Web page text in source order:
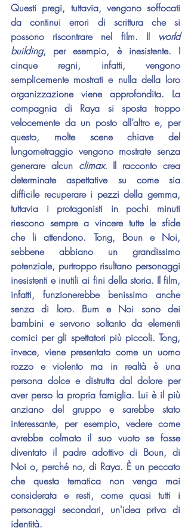
Questi pregi, tuttavia, vengono soffocati
da continui errori di scrittura che si
possono riscontrare nel film. Il world
building, per esempio, è inesistente. I
cinque regni, infatti, vengono
semplicemente mostrati e nulla della loro
organizzazione viene approfondita. La
compagnia di Raya si sposta troppo
velocemente da un posto all’altro e, per
questo, molte scene chiave del
lungometraggio vengono mostrate senza
generare alcun climax. Il racconto crea
determinate aspettative su come sia
difficile recuperare i pezzi della gemma,
tuttavia i protagonisti in pochi minuti
riescono sempre a vincere tutte le sfide
che li attendono. Tong, Boun e Noi,
sebbene abbiano un grandissimo
potenziale, purtroppo risultano personaggi
inesistenti e inutili ai fini della storia. Il film,
infatti, funzionerebbe benissimo anche
senza di loro. Bum e Noi sono dei
bambini e servono soltanto da elementi
comici per gli spettatori più piccoli. Tong,
invece, viene presentato come un uomo
rozzo e violento ma in realtà è una
persona dolce e distrutta dal dolore per
aver perso la propria famiglia. Lui è il più
anziano del gruppo e sarebbe stato
interessante, per esempio, vedere come
avrebbe colmato il suo vuoto se fosse
diventato il padre adottivo di Boun, di
Noi o, perché no, di Raya. È un peccato
che questa tematica non venga mai
considerata e resti, come quasi tutti i
personaggi secondari, un'idea priva di
identità.